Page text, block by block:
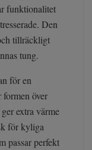
funktionalitet
Den
tillräckligt
tung.
för en
formen över
extra värme
för kyliga
passar perfekt